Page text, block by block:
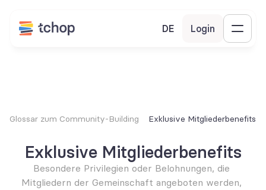
DE Login
Glossar zum Community-Building Exklusive Mitgliederbenefits
Exklusive Mitgliederbenefits
Besondere Privilegien oder Belohnungen, die
Mitgliedern der Gemeinschaft angeboten werden,